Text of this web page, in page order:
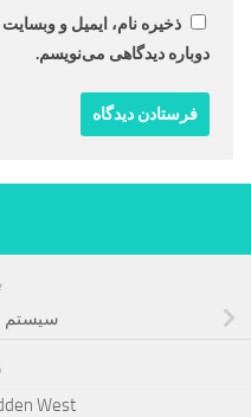
ذخیره نام، ایمیل و
دوباره دیدگاهی می‌نویسم.
سیستم
West